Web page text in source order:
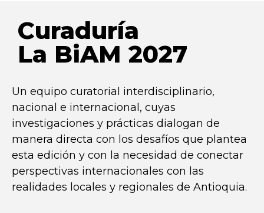
Curaduría
La BiAM 2027
Un equipo curatorial interdisciplinario,
nacional e internacional, cuyas
investigaciones y prácticas dialogan de
manera directa con los desafíos que plantea
esta edición y con la necesidad de conectar
perspectivas internacionales con las
realidades locales y regionales de Antioquia.